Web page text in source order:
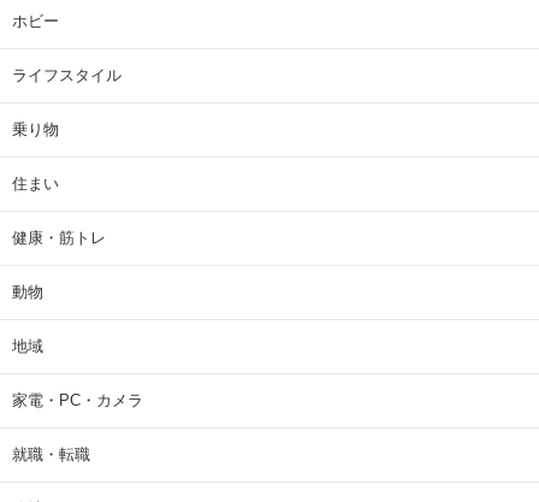
ホビー
ライフスタイル
乗り物
住まい
健康・筋トレ
動物
地域
家電・PC・カメラ
就職・転職